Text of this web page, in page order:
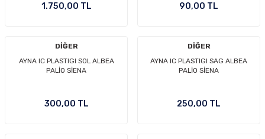
1.750,00 TL 90,00 TL
DİĞER
AYNA IC PLASTIGI SOL ALBEA
PALİO SİENA
300,00 TL
DİĞER
AYNA IC PLASTIGI SAG ALBEA
PALİO SİENA
250,00 TL